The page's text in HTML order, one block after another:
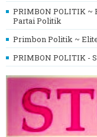
PRIMBON POLITIK ~
Partai Politik
Primbon Politik ~
PRIMBON POLITIK -